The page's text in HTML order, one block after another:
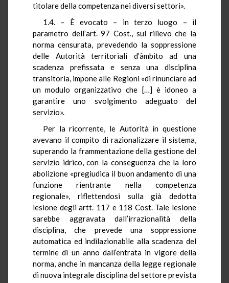
titolare della competenza nei diversi settori».
1.4. – È evocato – in terzo luogo – il
parametro dell’art. 97 Cost., sul rilievo che la
norma censurata, prevedendo la soppressione
delle Autorità territoriali d’àmbito ad una
scadenza prefissata e senza una disciplina
transitoria, impone alle Regioni «di rinunciare ad
un modulo organizzativo che […] è idoneo a
garantire uno svolgimento adeguato del
servizio».
Per la ricorrente, le Autorità in questione
avevano il compito di razionalizzare il sistema,
superando la frammentazione della gestione del
servizio idrico, con la conseguenza che la loro
abolizione «pregiudica il buon andamento di una
funzione rientrante nella competenza
regionale», riflettendosi sulla già dedotta
lesione degli artt. 117 e 118 Cost. Tale lesione
sarebbe aggravata dall’irrazionalità della
disciplina, che prevede una soppressione
automatica ed indilazionabile alla scadenza del
termine di un anno dall’entrata in vigore della
norma, anche in mancanza della legge regionale
di nuova integrale disciplina del settore prevista